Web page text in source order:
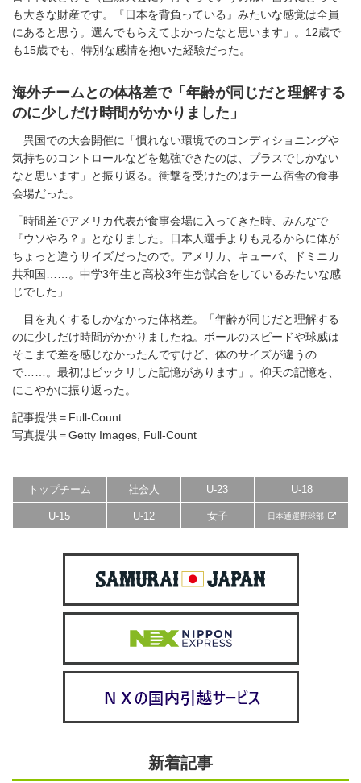
も大きな財産です。『日本を背負っている』みたいな感覚は全員
にあると思う。選んでもらえてよかったなと思います」。12歳で
も15歳でも、特別な感情を抱いた経験だった。
海外チームとの体格差で「年齢が同じだと理解する
のに少しだけ時間がかかりました」
異国での大会開催に「慣れない環境でのコンディショニングや
気持ちのコントロールなどを勉強できたのは、プラスでしかない
なと思います」と振り返る。衝撃を受けたのはチーム宿舎の食事
会場だった。
「時間差でアメリカ代表が食事会場に入ってきた時、みんなで
『ウソやろ？』となりました。日本人選手よりも見るからに体が
ちょっと違うサイズだったので。アメリカ、キューバ、ドミニカ
共和国……。中学3年生と高校3年生が試合をしているみたいな感
じでした」
目を丸くするしかなかった体格差。「年齢が同じだと理解する
のに少しだけ時間がかかりましたね。ボールのスピードや球威は
そこまで差を感じなかったんですけど、体のサイズが違うの
で……。最初はビックリした記憶があります」。仰天の記憶を、
にこやかに振り返った。
記事提供＝Full-Count
写真提供＝Getty Images, Full-Count
トップチーム 社会人 U-23 U-18
U-15 U-12 女子 日本通運野球部
新着記事